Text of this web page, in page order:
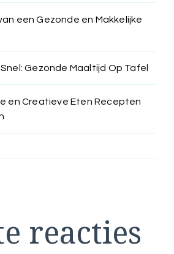
een Gezonde en Makkelijke
Gezonde Maaltijd Op Tafel
en Creatieve Eten Recepten
reacties